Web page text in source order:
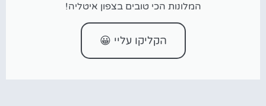
המלונות הכי טובים בצפון איטליה!
הקליקו עליי 😀